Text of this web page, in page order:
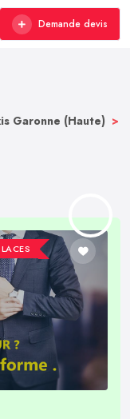
Demande devis
Garonne (Haute) >